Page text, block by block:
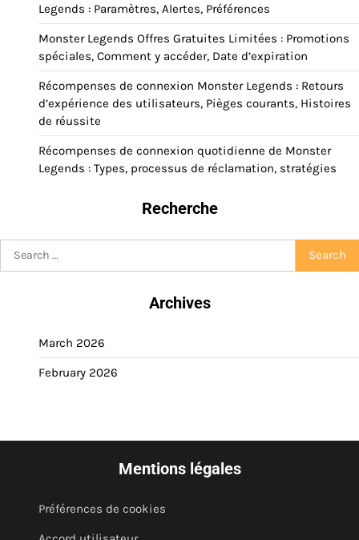
Legends : Paramètres, Alertes, Préférences
Monster Legends Offres Gratuites Limitées : Promotions
spéciales, Comment y accéder, Date d’expiration
Récompenses de connexion Monster Legends : Retours
d’expérience des utilisateurs, Pièges courants, Histoires
de réussite
Récompenses de connexion quotidienne de Monster
Legends : Types, processus de réclamation, stratégies
Recherche
Search
for:
Archives
March 2026
February 2026
Mentions légales
Préférences de cookies